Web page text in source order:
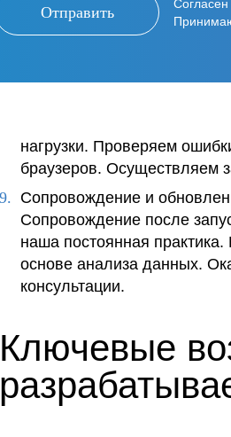
Отправить
нагрузки. Проверяем
браузеров. Осуществляем
Сопровождение и
Сопровождение после
наша постоянная
основе анализа данных.
консультации.
Ключевые